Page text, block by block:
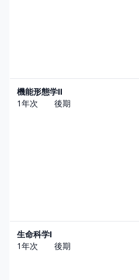
機能形態学Ⅱ
1年次 後期
生命科学Ⅰ
1年次 後期